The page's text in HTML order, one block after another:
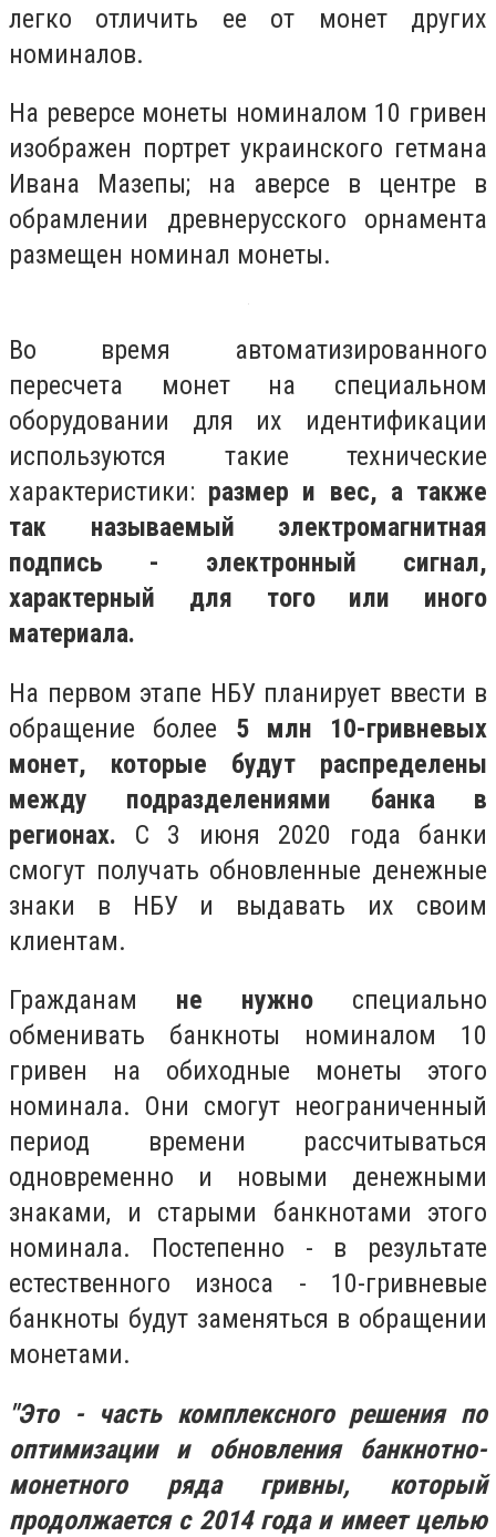
легко отличить ее от монет других
номиналов.
На реверсе монеты номиналом 10 гривен
изображен портрет украинского гетмана
Ивана Мазепы; на аверсе в центре в
обрамлении древнерусского орнамента
размещен номинал монеты.
Во время автоматизированного
пересчета монет на специальном
оборудовании для их идентификации
используются такие технические
характеристики: размер и вес, а также
так называемый электромагнитная
подпись - электронный сигнал,
характерный для того или иного
материала.
На первом этапе НБУ планирует ввести в
обращение более 5 млн 10-гривневых
монет, которые будут распределены
между подразделениями банка в
регионах. С 3 июня 2020 года банки
смогут получать обновленные денежные
знаки в НБУ и выдавать их своим
клиентам.
Гражданам не нужно специально
обменивать банкноты номиналом 10
гривен на обиходные монеты этого
номинала. Они смогут неограниченный
период времени рассчитываться
одновременно и новыми денежными
знаками, и старыми банкнотами этого
номинала. Постепенно - в результате
естественного износа - 10-гривневые
банкноты будут заменяться в обращении
монетами.
"Это - часть комплексного решения по
оптимизации и обновления банкнотно-
монетного ряда гривны, который
продолжается с 2014 года и имеет целью